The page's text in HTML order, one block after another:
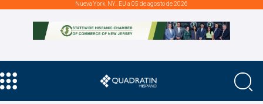
Nueva York, NY., EU a 05 de agosto de 2026